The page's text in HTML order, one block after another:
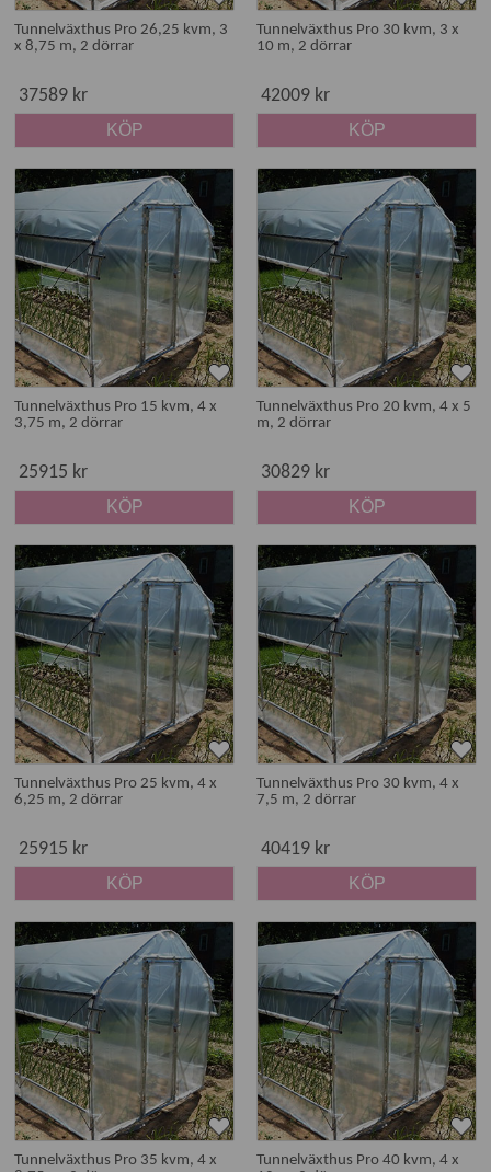
Tunnelväxthus Pro 26,25 kvm, 3
x 8,75 m, 2 dörrar
37589 kr
KÖP
Tunnelväxthus Pro 30 kvm, 3 x
10 m, 2 dörrar
42009 kr
KÖP
Tunnelväxthus Pro 15 kvm, 4 x
3,75 m, 2 dörrar
25915 kr
KÖP
Tunnelväxthus Pro 20 kvm, 4 x 5
m, 2 dörrar
30829 kr
KÖP
Tunnelväxthus Pro 25 kvm, 4 x
6,25 m, 2 dörrar
25915 kr
KÖP
Tunnelväxthus Pro 30 kvm, 4 x
7,5 m, 2 dörrar
40419 kr
KÖP
Tunnelväxthus Pro 35 kvm, 4 x
Tunnelväxthus Pro 40 kvm, 4 x